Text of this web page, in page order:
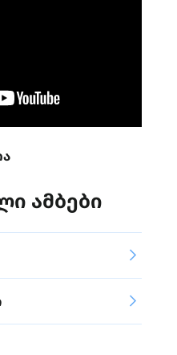
ამბები